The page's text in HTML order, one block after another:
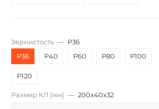
Зернистость — P36
P36
P40 P60 P80 P100
P120
Размер КЛ (мм) — 200x40x32